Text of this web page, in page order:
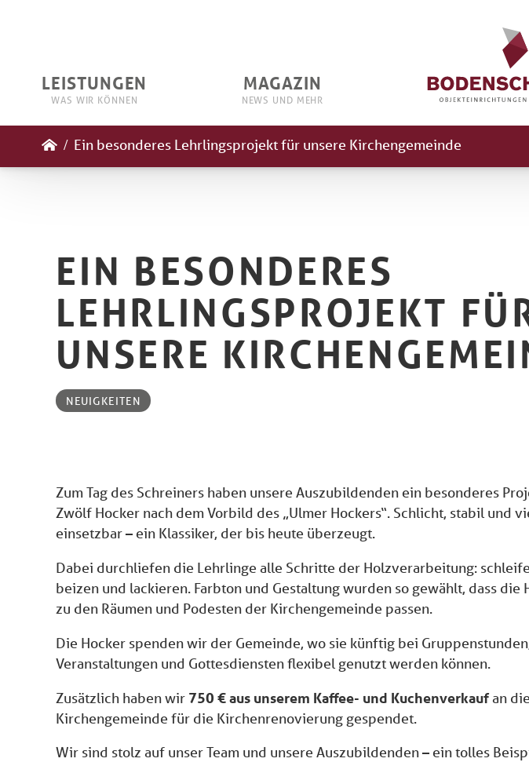
LEISTUNGEN
WAS WIR KÖNNEN
MAGAZIN
NEWS UND MEHR
/ Ein besonderes Lehrlingsprojekt für unsere Kirchengemeinde
EIN BESONDERES
LEHRLINGSPROJEKT
UNSERE
NEUIGKEITEN
Zum Tag des Schreiners haben unsere Auszubildenden ein besonderes
Zwölf Hocker nach dem Vorbild des „Ulmer Hockers“. Schlicht, stabil und
einsetzbar – ein Klassiker, der bis heute überzeugt.
Dabei durchliefen die Lehrlinge alle Schritte der Holzverarbeitung:
beizen und lackieren. Farbton und Gestaltung wurden so gewählt, dass die
zu den Räumen und Podesten der Kirchengemeinde passen.
Die Hocker spenden wir der Gemeinde, wo sie künftig bei
Veranstaltungen und Gottesdiensten flexibel genutzt werden können.
Zusätzlich haben wir 750 € aus unserem Kaffee- und Kuchenverkaufan die
Kirchengemeinde für die Kirchenrenovierung gespendet.
Wir sind stolz auf unser Team und unsere Auszubildenden – ein tolles